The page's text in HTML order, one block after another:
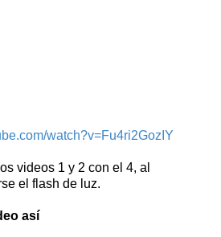
watch?v=Fu4ri2GozIY
videos 1 y 2 con el 4, al
el flash de luz.
así